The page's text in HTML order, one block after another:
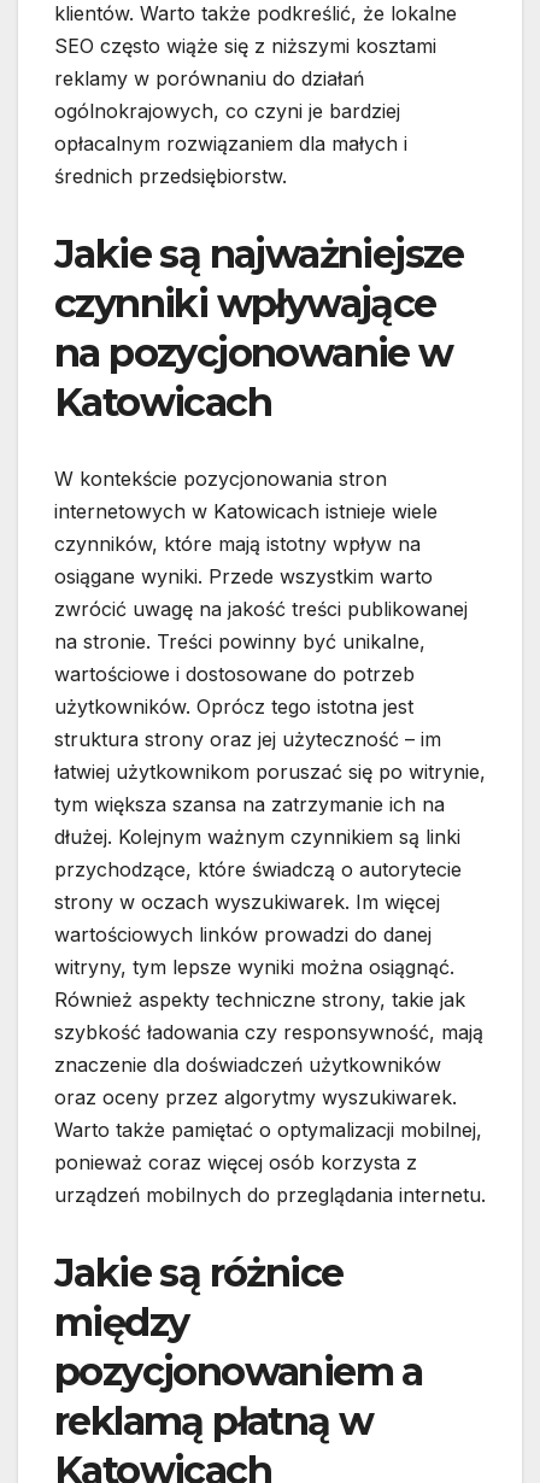
klientów. Warto także podkreślić, że lokalne
SEO często wiąże się z niższymi kosztami
reklamy w porównaniu do działań
ogólnokrajowych, co czyni je bardziej
opłacalnym rozwiązaniem dla małych i
średnich przedsiębiorstw.
Jakie są najważniejsze
czynniki wpływające
na pozycjonowanie w
Katowicach
W kontekście pozycjonowania stron
internetowych w Katowicach istnieje wiele
czynników, które mają istotny wpływ na
osiągane wyniki. Przede wszystkim warto
zwrócić uwagę na jakość treści publikowanej
na stronie. Treści powinny być unikalne,
wartościowe i dostosowane do potrzeb
użytkowników. Oprócz tego istotna jest
struktura strony oraz jej użyteczność – im
łatwiej użytkownikom poruszać się po witrynie,
tym większa szansa na zatrzymanie ich na
dłużej. Kolejnym ważnym czynnikiem są linki
przychodzące, które świadczą o autorytecie
strony w oczach wyszukiwarek. Im więcej
wartościowych linków prowadzi do danej
witryny, tym lepsze wyniki można osiągnąć.
Również aspekty techniczne strony, takie jak
szybkość ładowania czy responsywność, mają
znaczenie dla doświadczeń użytkowników
oraz oceny przez algorytmy wyszukiwarek.
Warto także pamiętać o optymalizacji mobilnej,
ponieważ coraz więcej osób korzysta z
urządzeń mobilnych do przeglądania internetu.
Jakie są różnice
między
pozycjonowaniem a
reklamą płatną w
Katowicach